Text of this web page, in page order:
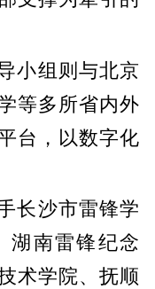
小组则与北京
等多所省内外
台，以数字化
长沙市雷锋学
湖南雷锋纪念
术学院、抚顺